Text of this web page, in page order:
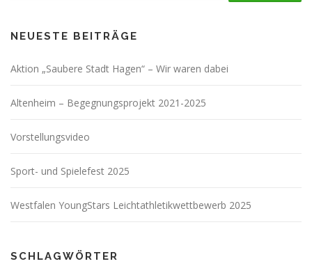
NEUESTE BEITRÄGE
Aktion „Saubere Stadt Hagen“ – Wir waren dabei
Altenheim – Begegnungsprojekt 2021-2025
Vorstellungsvideo
Sport- und Spielefest 2025
Westfalen YoungStars Leichtathletikwettbewerb 2025
SCHLAGWÖRTER